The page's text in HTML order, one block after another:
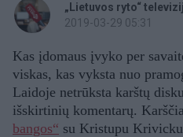
„Lietuvos ryto“
2019-03-29 05:31
Kas įdomaus įvyko per
viskas, kas vyksta nuo
Laidoje netrūksta karštų
išskirtinių komentarų.
bangos“ su Kristupu